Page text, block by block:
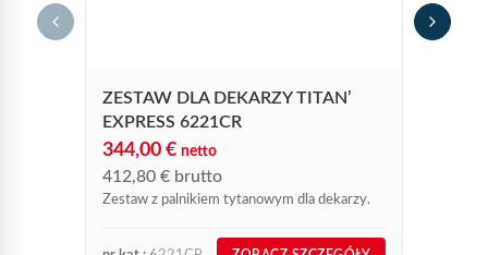
ZESTAW DLA DEKARZY TITAN’
EXPRESS 6221CR
344,00 € netto
412,80 € brutto
Zestaw z palnikiem tytanowym dla dekarzy.